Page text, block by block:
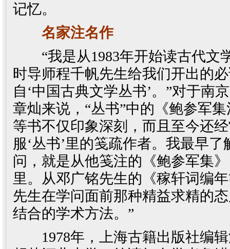
记忆。
名家注名作
“我是从1983年开始读古代文
时导师程千帆先生给我们开出的
自‘中国古典文学丛书’。”对于南
章灿来说，“丛书”中的《鲍参军
等书不仅印象深刻，而且至今还
服‘丛书’里的笺疏作者。我最早
问，就是从他笺注的《鲍参军集
里。从邓广铭先生的《稼轩词编
先生在学问面前那种精益求精的
结合的学术方法。”
1978年，上海古籍出版社编辑